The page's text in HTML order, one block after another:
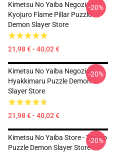
Kimetsu No Yaiba Negozio -
Kyojuro Flame Pillar Puzzle
Demon Slayer Store
21,98 € - 40,02 €
-20%
Kimetsu No Yaiba Negozio -
Hyakkimaru Puzzle Demon
Slayer Store
21,98 € - 40,02 €
-20%
Kimetsu No Yaiba Store - Tanjiro
Puzzle Demon Slayer Store
-20%